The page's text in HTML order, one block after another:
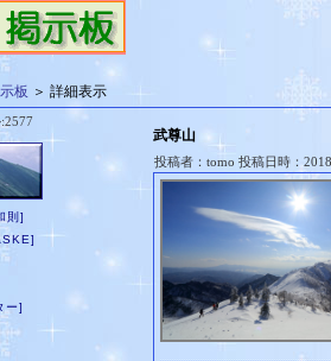
板 ＞ 詳細表示
則]
ー]
武尊山
投稿者：tomo 投稿日時：